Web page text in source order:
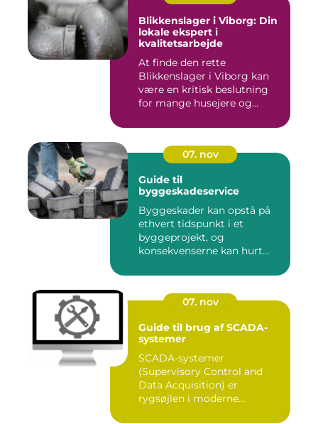
Blikkenslager i Viborg: Din
lokale ekspert i
kvalitetsarbejde
At finde den rette
Blikkenslager i Viborg kan
være en kritisk beslutning
for mange husejere og...
07. nov
Guide til
byggeskadeservice
Byggeskader kan opstå på
ethvert tidspunkt i et
byggeprojekt, og
konsekvenserne kan hurt...
07. nov
Guide til brug af SCADA-
systemer
SCADA-systemer
(Supervisory Control and
Data Acquisition) er
rygsøjlen i moderne